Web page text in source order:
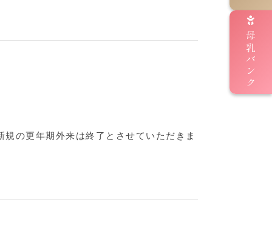
母乳バンク
の更年期外来は終了とさせていただきま